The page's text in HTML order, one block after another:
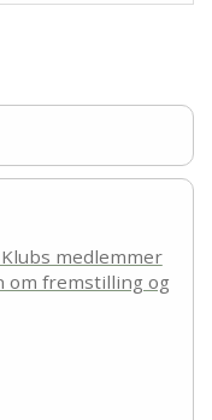
medlemmer
om fremstilling og